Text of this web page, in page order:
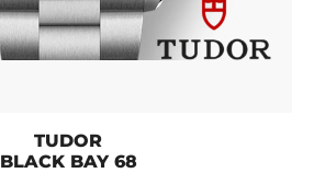
TUDOR
BLACK BAY 68